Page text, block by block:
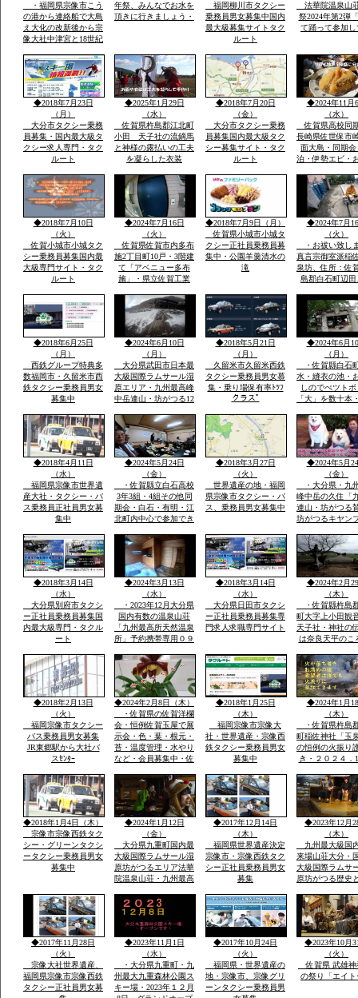
・福岡県宗像市こう
の港から連絡船で大島
え大化の改新後から宗
像大社中津宮と18世紀
宮遥拝所「神宿る島」
沖ノ島ユネスコ世界遺
産構成資産郡島には最
新の宗像市みなとタク
シー1台常時待機
年祭、みんなでお水を
頂きに行きましょう・
福岡柳川市タクシー
乗務員男女募集中国内
最大級募集サイトタク
ルート
法華院温泉山
祭2024年第2弾
て踊って参加し
◆2018年7月23日
（月）
大分市タクシー乗務
員募集・国内最大級タ
クシー求人専門・タク
ルート
◆2025年1月29日
（水）
佐賀県杵島郡江北町
小田 天子社の流鏑馬
と神様の露払いの工夫
を凝らした衣装
◆2018年7月20日
（金）
大分市タクシー乗務
員募集国内最大級タク
シー募集サイト・タク
ルート
◆2024年11月
（水）
佐賀県高校同
長崎県佐世保市
面大島・同期会
泊・伊勢エビ・
宿「港町」旅行
告・佐賀県から
西海市崎戸方面
を渡つて大島
◆2018年7月10日
（火）
佐賀小城市小城タク
シー乗務員募集国内最
大級専門サイト・タク
ルート
◆2024年7月16日
（火）
佐賀県佐賀市内多布
施2丁目町10戸・3階建
て「アベニュー多布
施」・県立佐賀工業
布施橋バス停まで2
分・インターネツト無
料・「室内小型ペツト
飼育相談可 3000円
up」2・3階別階段
◆2018年7月9日（月）
佐賀県小城市小城タ
クシー正社員乗務員募
集中・公園羊羹清水の
滝
◆2024年7月
（火）
・お祓い致し
真言宗御室派稲
泉坊、住所：佐
島郡白石町辺田
0954-65-2806 /
８０－２７１４
８４
◆2018年6月25日
（月）
西鉄グループ特典多
数福岡市・久留米市西
鉄タクシー乗務員男女
募集中
◆2024年6月10日
（月）
大分県武田市日本最
大級国際ラムサール湿
原エリア・九州最高峰
中岳連山・坊がつる12
院温泉山荘・山頂の
峰々は白い雪と樹氷に
なり春・夏とは別の山
と自然が表現され気持
ち良さです
◆2018年5月21日
（月）
久留米市久留米西鉄
タクシー乗務員男女慕
集・乗り場保有率ﾄﾂﾌ
クラスﾟ
◆2024年6月
（月）
・佐賀縣白石
水・縫衣の池・
しのでぺツト
「大」を数十本
う魔法の水だそ
す・白石平野の
玉ねぎ畑と近く
水堂さん・須古
稲佐神社妻山神
ります
◆2018年4月11日
（水）
福岡県宗像市世界遺
産大社・タクシー・バ
ス乗務員正社員男女募
集中
◆2024年5月24日
（金）
・佐賀縣立白石高校
3年3組・4組その他同
期会・白石・有明・江
北町内中心で参加でき
久しぶりで開催・全国
で有名優良な玉ねぎ・
蓮根・佐賀米の産地六
角川が流れ自然に恵ま
れた町で過ごした場所
◆2018年3月27日
（火）
世界遺産の地・福岡
県宗像市タクシー・バ
ス、乗務員男女募集中
◆2024年5月
（金）
・大分県・九
峰中岳の久住「
連山・坊がつる
坊がつるキヤン
法華院温泉山荘
ピンクの花で有
ヤマキリシマ・
歴史などで日本
数有名な法華院
荘
◆2018年3月14日
（水）
大分県別府市タクシ
ー正社員乗務員募集国
内最大級専門・タクル
ート
◆2024年3月13日
（水）
・2023年12月大分県
国内有数の温泉山荘
「九州最高所天然温泉
所」予約携帯専用０９
０のみ・雪が白い別の
山々・坊がつるの景
色・ー4度・空気がお
いしい星がきれい１３
００ｍ級天然温泉最高
◆2018年3月14日
（水）
大分県日田市タクシ
ー正社員乗務員募集専
門求人求職専門サイト
◆2024年2月
（木）
・佐賀縣杵島
町大字上小田観
天子社・神社の
は奈良天平のこ
穣天子社は天皇
天子表現大木数
楠木が多数・以
間を通じて屋台
り・流鏑馬神事
◆2018年2月13日
（火）
福岡宗像市タクシー
バス乗務員男女募集
JR東郷駅から大社バ
スｾﾝﾀｰ
◆2024年2月8日（木）
・佐賀県の佐賀洋欄
会・恒例佐賀玉屋で展
示会・色・葉・根元・
苔・温度管理・水やり
など・会員募集中・佐
９０７７－５５３５・
大島まで
◆2018年1月25日
（木）
福岡宗像市宗像大
社・世界遺産・宗像西
鉄タクシー乗務員男女
募集中
◆2024年1月
（木）
・佐賀県杵島
町稲佐神社「玉
の恒例の火振り
き・２０２４．
伝統祭り実行・
駐車あり家内安
他祈願火渡り参
ます近くに水汲
名な縫いの池水
◆2018年1月4日（木）
宗像市宗像西鉄タク
シー・グリーンタクシ
ータクシー乗務員男女
募集中
◆2024年1月12日
（金）
大分県九重町国内最
大級国際ラムサール湿
原坊がつるエリア法華
院温泉山荘・九州最高
雪・雪・雪で12月23日
恒例「感謝祭」全国か
ら参加・法華院温泉山
されました
◆2017年12月14日
（木）
福岡県世界遺産決定
宗像市・宗像西鉄タク
シー正社員乗務員男女
募集
◆2023年12月
（木）
九州最大級国
来場山荘大分・
大級国際ラムサ
原坊がつる歴史
然温泉の法華院
荘の歌「法華院
ましょう」12月
例・感謝祭でで
い歌です
◆2017年11月28日
（火）
宗像大社世界遺産、
福岡県宗像市宗像西鉄
タクシー正社員男女募
◆2023年11月1日
（水）
・大分県九重町・九
州最大九重森林公園ス
キー場・2023年１２月
◆2017年10月24日
（火）
福岡県・世界遺産の
地・宗像市、宗像グリ
ーンタクシー乗務員男
◆2023年10月
（火）
佐賀県 武雄神
の祭り「エイト